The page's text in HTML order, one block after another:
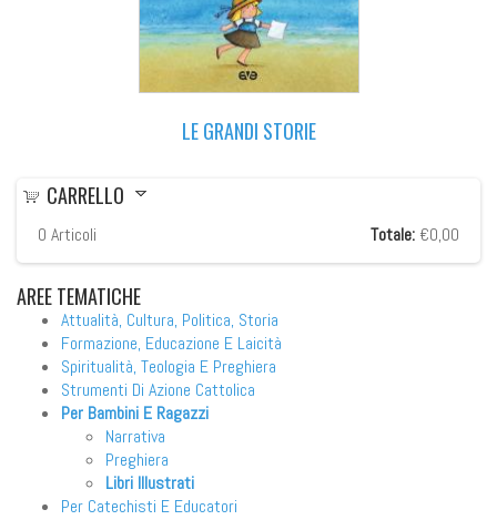
LE GRANDI STORIE
CARRELLO
0 Articoli Totale: €0,00
AREETEMATICHE
Attualità, Cultura, Politica, Storia
Formazione, Educazione E Laicità
Spiritualità, Teologia E Preghiera
Strumenti Di Azione Cattolica
Per Bambini E Ragazzi
Narrativa
Preghiera
Libri Illustrati
Per Catechisti E Educatori